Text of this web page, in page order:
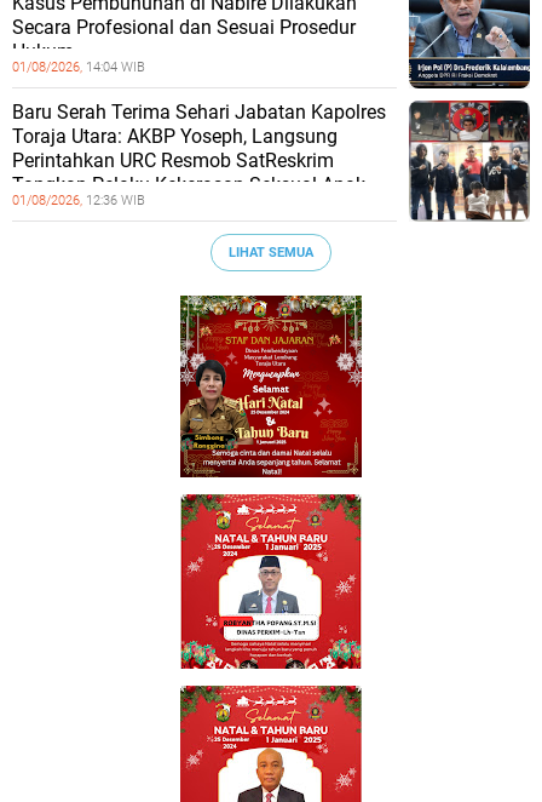
Secara Profesional dan Sesuai Prosedur
Hukum
01/08/2026, 14:04 WIB
Baru Serah Terima Sehari Jabatan Kapolres
Toraja Utara: AKBP Yoseph, Langsung
Perintahkan URC Resmob SatReskrim
Tangkap Pelaku Kekerasan Seksual Anak
01/08/2026, 12:36 WIB
LIHAT SEMUA